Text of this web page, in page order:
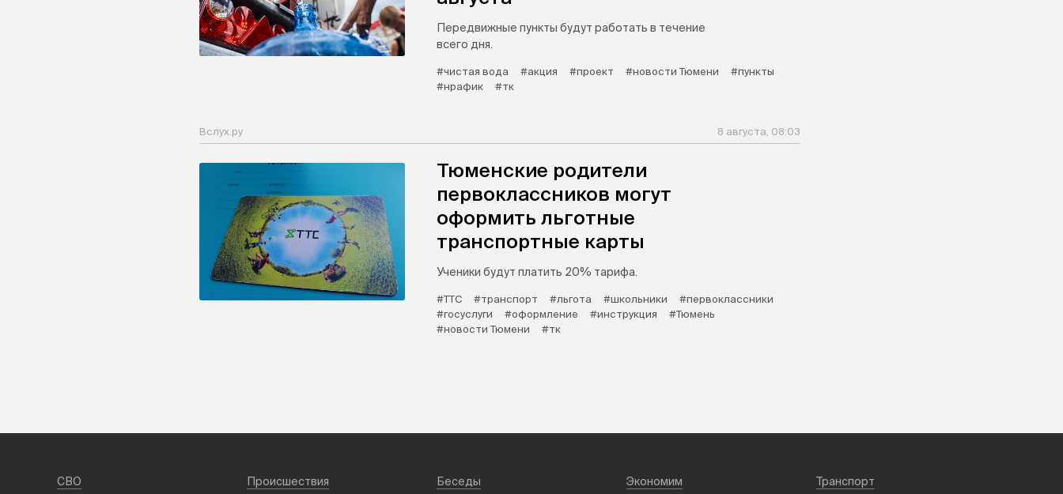
Передвижные пункты будут работать в течение
всего дня.
#чистая вода #акция #проект #новости Тюмени
#пункты
#нрафик
#тк
Вслух.ру 8 августа, 08:03
Тюменские родители
первоклассников могут
оформить льготные
транспортные карты
Ученики будут платить 20% тарифа.
#ТТС #транспорт #льгота #школьники
#первоклассники
#госуслуги
#оформление #инструкция
#Тюмень
#новости Тюмени
#тк
СВО Происшествия Беседы Экономим Транспорт